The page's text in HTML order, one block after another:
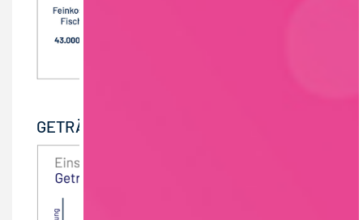
GETRÄNKE